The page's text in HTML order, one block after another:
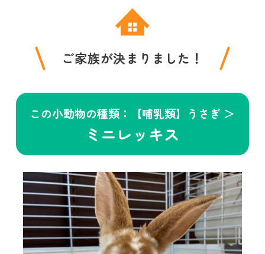
ご家族が決まりました！
この小動物の種類：【哺乳類】うさぎ ＞
ミニレッキス